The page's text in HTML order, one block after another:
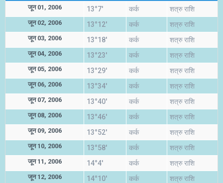
जून 01, 2006 13°7' कर्क शत्रु राशि
जून 02, 2006 13°12' कर्क शत्रु राशि
जून 03, 2006 13°18' कर्क शत्रु राशि
जून 04, 2006 13°23' कर्क शत्रु राशि
जून 05, 2006 13°29' कर्क शत्रु राशि
जून 06, 2006 13°34' कर्क शत्रु राशि
जून 07, 2006 13°40' कर्क शत्रु राशि
जून 08, 2006 13°46' कर्क शत्रु राशि
जून 09, 2006 13°52' कर्क शत्रु राशि
जून 10, 2006 13°58' कर्क शत्रु राशि
जून 11, 2006 14°4' कर्क शत्रु राशि
जून 12, 2006 14°10' कर्क शत्रु राशि